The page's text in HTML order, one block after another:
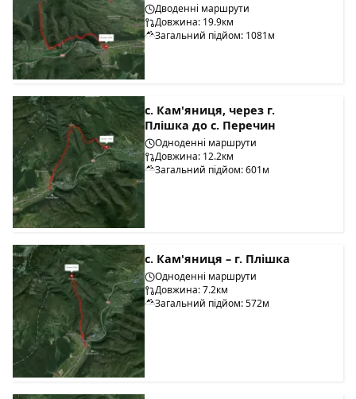
Дводенні маршрути
Довжина: 19.9км
Загальний підйом: 1081м
с. Кам'яниця, через г.
Плішка до с. Перечин
Одноденні маршрути
Довжина: 12.2км
Загальний підйом: 601м
с. Кам'яниця – г. Плішка
Одноденні маршрути
Довжина: 7.2км
Загальний підйом: 572м